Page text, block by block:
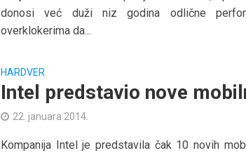
donosi već duži niz godina odlične
overklokerima da...
HARDVER
Intel predstavio nove
22. januara 2014.
Kompanija Intel je predstavila čak 10 novih